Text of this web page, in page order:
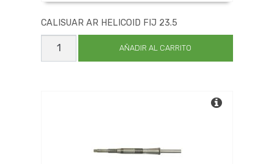
CALISUAR AR HELICOID FIJ 23.5
CALISUAR
AÑADIR AL CARRITO